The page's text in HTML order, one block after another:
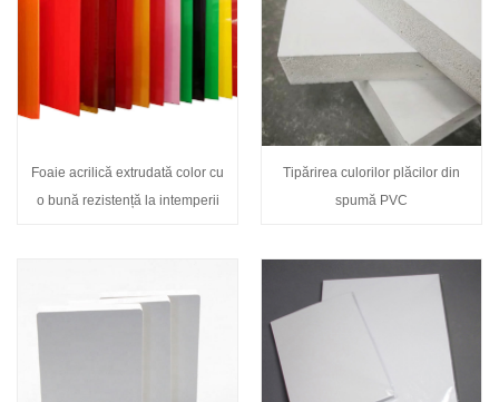
Foaie acrilică extrudată color cu
o bună rezistență la intemperii
Tipărirea culorilor plăcilor din
spumă PVC